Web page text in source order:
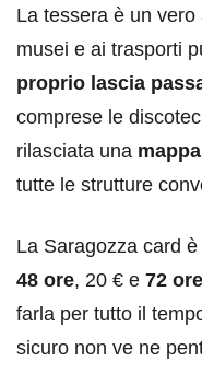
La tessera è un
musei e ai trasporti
proprio lascia
comprese le
rilasciata una
tutte le strutture
La Saragozza card
48 ore, 20 € e 72 ore
farla per tutto il
sicuro non ve ne